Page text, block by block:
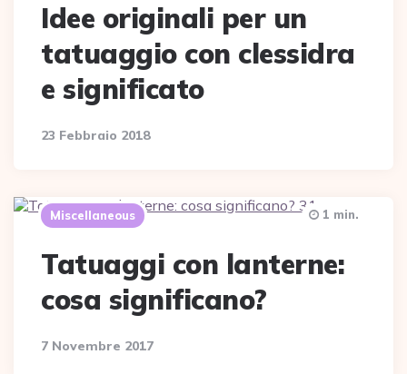
Idee originali per un
tatuaggio con clessidra
e significato
23 Febbraio 2018
Miscellaneous
Tatuaggi con lanterne:
cosa significano?
7 Novembre 2017
1 min.